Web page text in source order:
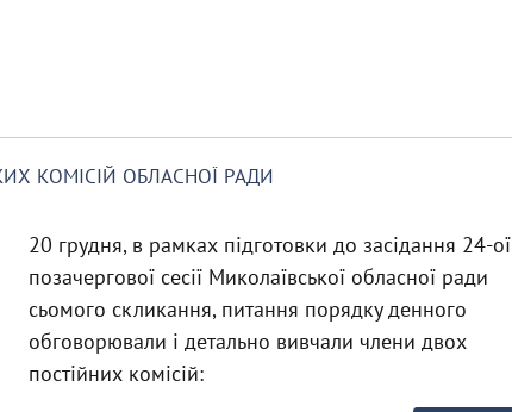
КОМІСІЙ ОБЛАСНОЇ РАДИ
20 грудня, в рамках підготовки до засідання 24-ої
позачергової сесії Миколаївської обласної ради
сьомого скликання, питання порядку денного
обговорювали і детально вивчали члени двох
постійних комісій: